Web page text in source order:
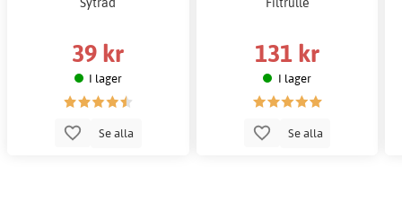
39 kr
I lager
Se alla
131 kr
I lager
Se alla